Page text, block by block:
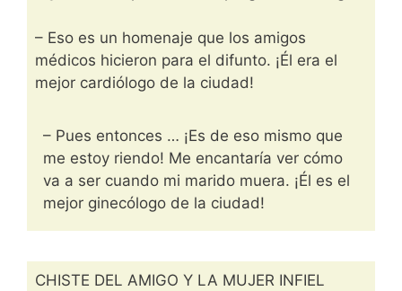
– Eso es un homenaje que los amigos
médicos hicieron para el difunto. ¡Él era el
mejor cardiólogo de la ciudad!
– Pues entonces … ¡Es de eso mismo que
me estoy riendo! Me encantaría ver cómo
va a ser cuando mi marido muera. ¡Él es el
mejor ginecólogo de la ciudad!
CHISTE DEL AMIGO Y LA MUJER INFIEL